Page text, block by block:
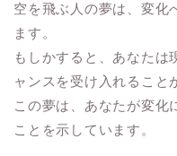
空を飛ぶ人の夢は、変化
ます。
もしかすると、あなたは
ャンスを受け入れること
この夢は、あなたが変化
ことを示しています。